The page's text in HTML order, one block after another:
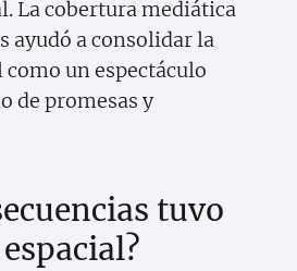
La cobertura mediática
ayudó a consolidar la
como un espectáculo
de promesas y
tuvo